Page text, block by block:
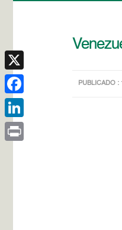
PUBLICADO :
X
Facebook
LinkedIn